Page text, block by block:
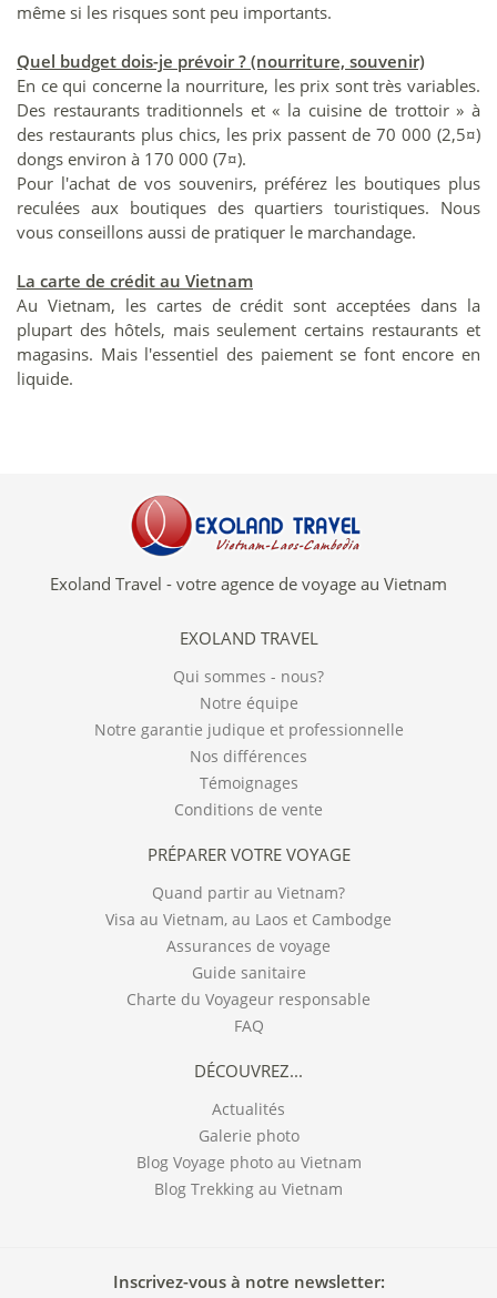
même si les risques sont peu importants.
Quel budget dois-je prévoir ? (nourriture, souvenir)
En ce qui concerne la nourriture, les prix sont très variables.
Des restaurants traditionnels et « la cuisine de trottoir » à
des restaurants plus chics, les prix passent de 70 000 (2,5¤)
dongs environ à 170 000 (7¤).
Pour l'achat de vos souvenirs, préférez les boutiques plus
reculées aux boutiques des quartiers touristiques. Nous
vous conseillons aussi de pratiquer le marchandage.
La carte de crédit au Vietnam
Au Vietnam, les cartes de crédit sont acceptées dans la
plupart des hôtels, mais seulement certains restaurants et
magasins. Mais l'essentiel des paiement se font encore en
liquide.
Exoland Travel - votre agence de voyage au Vietnam
EXOLAND TRAVEL
Qui sommes - nous?
Notre équipe
Notre garantie judique et professionnelle
Nos différences
Témoignages
Conditions de vente
PRÉPARER VOTRE VOYAGE
Quand partir au Vietnam?
Visa au Vietnam, au Laos et Cambodge
Assurances de voyage
Guide sanitaire
Charte du Voyageur responsable
FAQ
DÉCOUVREZ...
Actualités
Galerie photo
Blog Voyage photo au Vietnam
Blog Trekking au Vietnam
Inscrivez-vous à notre newsletter: